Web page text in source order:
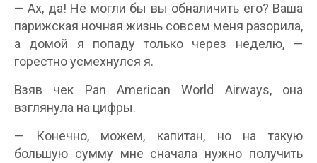
— Ах, да! Не могли бы вы обналичить его? Ваша
парижская ночная жизнь совсем меня разорила,
а домой я попаду только через неделю, —
горестно усмехнулся я.
Взяв чек Pan American World Airways, она
взглянула на цифры.
— Конечно, можем, капитан, но на такую
большую сумму мне сначала нужно получить